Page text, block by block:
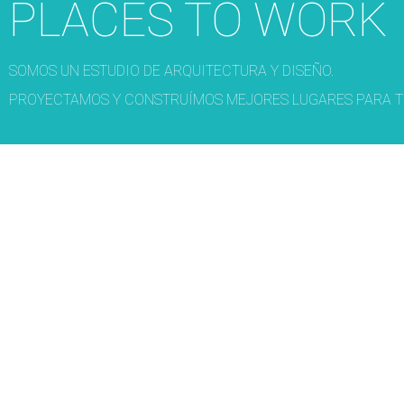
PLACES TO WORK
SOMOS UN ESTUDIO DE ARQUITECTURA Y DISEÑO.
PROYECTAMOS Y CONSTRUÍMOS MEJORES LUGARES PARA